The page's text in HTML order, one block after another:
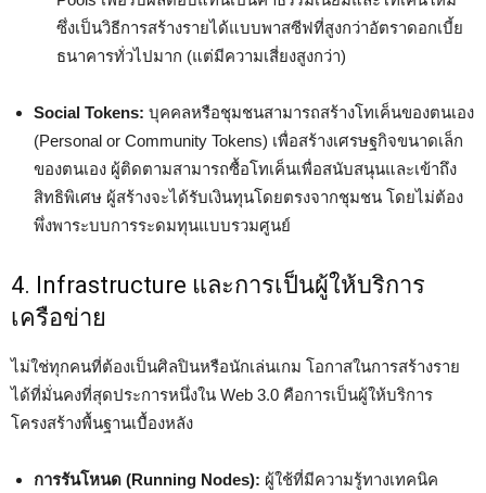
ซึ่งเป็นวิธีการสร้างรายได้แบบพาสซีฟที่สูงกว่าอัตราดอกเบี้ย
ธนาคารทั่วไปมาก (แต่มีความเสี่ยงสูงกว่า)
Social Tokens: บุคคลหรือชุมชนสามารถสร้างโทเค็นของตนเอง
(Personal or Community Tokens) เพื่อสร้างเศรษฐกิจขนาดเล็ก
ของตนเอง ผู้ติดตามสามารถซื้อโทเค็นเพื่อสนับสนุนและเข้าถึง
สิทธิพิเศษ ผู้สร้างจะได้รับเงินทุนโดยตรงจากชุมชน โดยไม่ต้อง
พึ่งพาระบบการระดมทุนแบบรวมศูนย์
4. Infrastructure และการเป็นผู้ให้บริการ
เครือข่าย
ไม่ใช่ทุกคนที่ต้องเป็นศิลปินหรือนักเล่นเกม โอกาสในการสร้างราย
ได้ที่มั่นคงที่สุดประการหนึ่งใน Web 3.0 คือการเป็นผู้ให้บริการ
โครงสร้างพื้นฐานเบื้องหลัง
การรันโหนด (Running Nodes): ผู้ใช้ที่มีความรู้ทางเทคนิค